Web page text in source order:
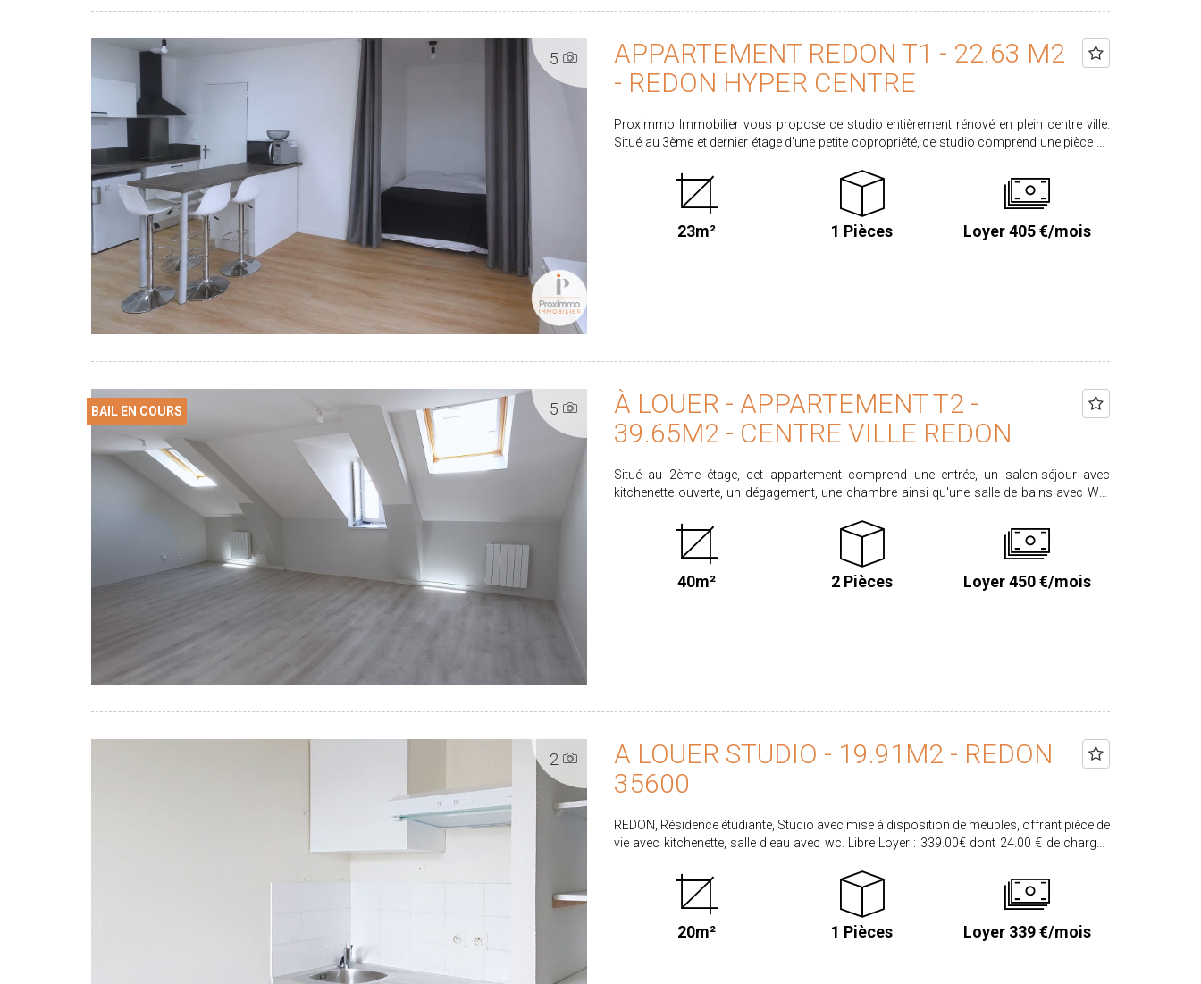
5
APPARTEMENT REDON T1 - 22.63 M2
- REDON HYPER CENTRE
Proximmo Immobilier vous propose ce studio entièrement rénové en plein centre ville.
Situé au 3ème et dernier étage d'une petite copropriété, ce studio comprend une pièce de
une salle d'eau avec WC. Disponible le 3 Août 2026 Loyer de 405.00 € dont 20.00 € de
provision pour charges. Honoraires locataire : 248,93€ dont 67.89 € d'honoraires pour
la réalisation de l'état des lieux d'entrée. Dépôt de garantie de 385.00 € CLASSE ENERGIE :
D CLASSE CLIMAT : B Retrouvez l'ensemble de nos biens sur www.proximmo-
23m² 1 Pièces Loyer 405 €/mois
5
BAIL EN COURS
À LOUER - APPARTEMENT T2 -
39.65M2 - CENTRE VILLE REDON
Situé au 2ème étage, cet appartement comprend une entrée, un salon-séjour avec
kitchenette ouverte, un dégagement, une chambre ainsi qu'une salle de bains avec WC.
locataire : 384.75€ dont 118.95 € pour la réalisation de l'état des lieux inclus. Classe
Energie : D Classe climat : B Retrouvez l'ensemble de nos biens sur www.proximmo-
disponibles sur le site www.georisques.gouv.fr
40m² 2 Pièces Loyer 450 €/mois
2
A LOUER STUDIO - 19.91M2 - REDON
35600
REDON, Résidence étudiante, Studio avec mise à disposition de meubles, offrant pièce de
vie avec kitchenette, salle d'eau avec wc. Libre Loyer : 339.00€ dont 24.00 € de charges
l'état des lieux d'entrée. Dépôt de garantie : 315.00€ CLASSE ENERGIE C CLASSE CIMAT A
Ce bien vous intéresse ? Candidatez en ligne sur notre site agence proximmo-immobilier
Les informations sur les risques auxquels ce bien est exposé sont disponibles sur le site
20m² 1 Pièces Loyer 339 €/mois